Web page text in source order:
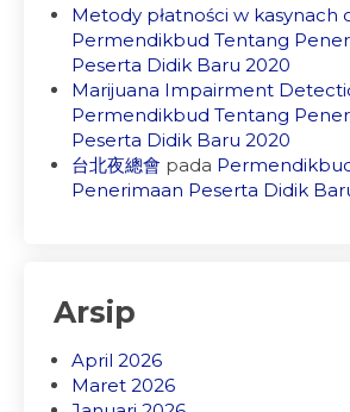
Metody płatności w kasynach
Permendikbud Tentang
Peserta Didik Baru 2020
Marijuana Impairment
Permendikbud Tentang
Peserta Didik Baru 2020
台北夜總會 pada
Penerimaan Peserta Didik
Arsip
April 2026
Maret 2026